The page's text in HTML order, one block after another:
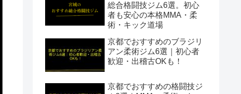
総合格闘技ジム6選。初心
者も安心の本格MMA・柔
術・キック道場
京都でおすすめのブラジリ
アン柔術ジム6選｜初心者
歓迎・出稽古OKも！
京都でおすすめの格闘技ジ